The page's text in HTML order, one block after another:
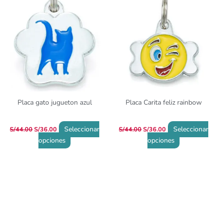
Placa gato jugueton azul
S/44.00
era:
S/44.00.
S/36.00
es:
S/36.00.
Seleccionar
opciones
Placa Carita feliz rainbow
S/44.00
S/44.00.
S/36.00
es:
S/36.00.
Seleccionar
opciones